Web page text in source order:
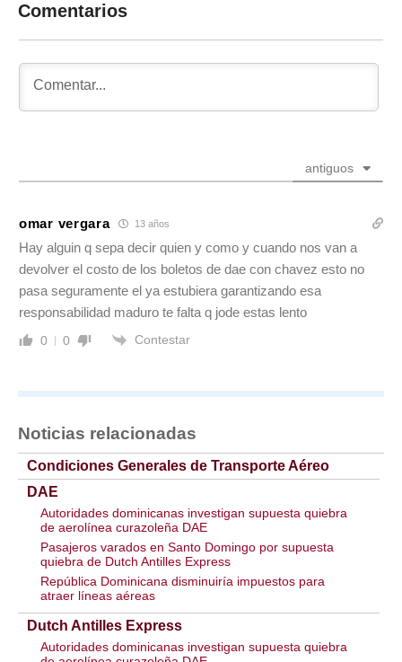
Comentarios
antiguos
omar vergara 13 años
Hay alguin q sepa decir quien y como y cuando nos van a
devolver el costo de los boletos de dae con chavez esto no
pasa seguramente el ya estubiera garantizando esa
responsabilidad maduro te falta q jode estas lento
0 0 Contestar
Noticias relacionadas
Condiciones Generales de Transporte Aéreo
DAE
Autoridades dominicanas investigan supuesta quiebra
de aerolínea curazoleña DAE
Pasajeros varados en Santo Domingo por supuesta
quiebra de Dutch Antilles Express
República Dominicana disminuiría impuestos para
atraer líneas aéreas
Dutch Antilles Express
Autoridades dominicanas investigan supuesta quiebra